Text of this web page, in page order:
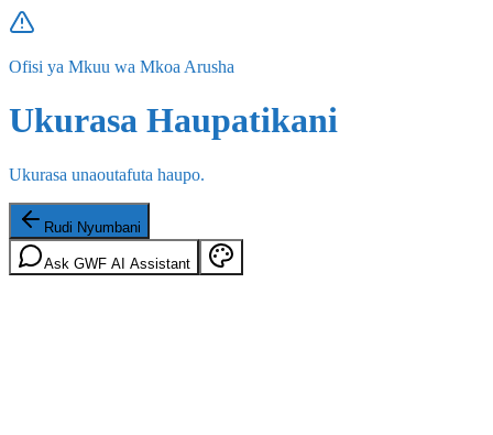
Ofisi ya Mkuu wa Mkoa Arusha
Ukurasa Haupatikani
Ukurasa unaoutafuta haupo.
Rudi Nyumbani
Ask GWF AI Assistant